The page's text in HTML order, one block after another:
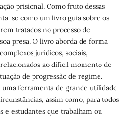
prisional. Como fruto dessas
se como um livro guia sobre os
tratados no processo de
presa. O livro aborda de forma
jurídicos, sociais,
ao difícil momento de
de progressão de regime.
ferramenta de grande utilidade
assim como, para todos
e estudantes que trabalham ou